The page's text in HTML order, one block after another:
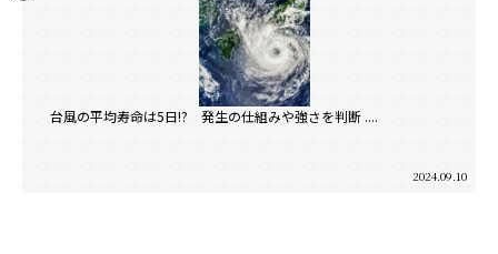
台風の平均寿命は5日!? 発生の仕組みや強さを判断 ....
2024.09.10